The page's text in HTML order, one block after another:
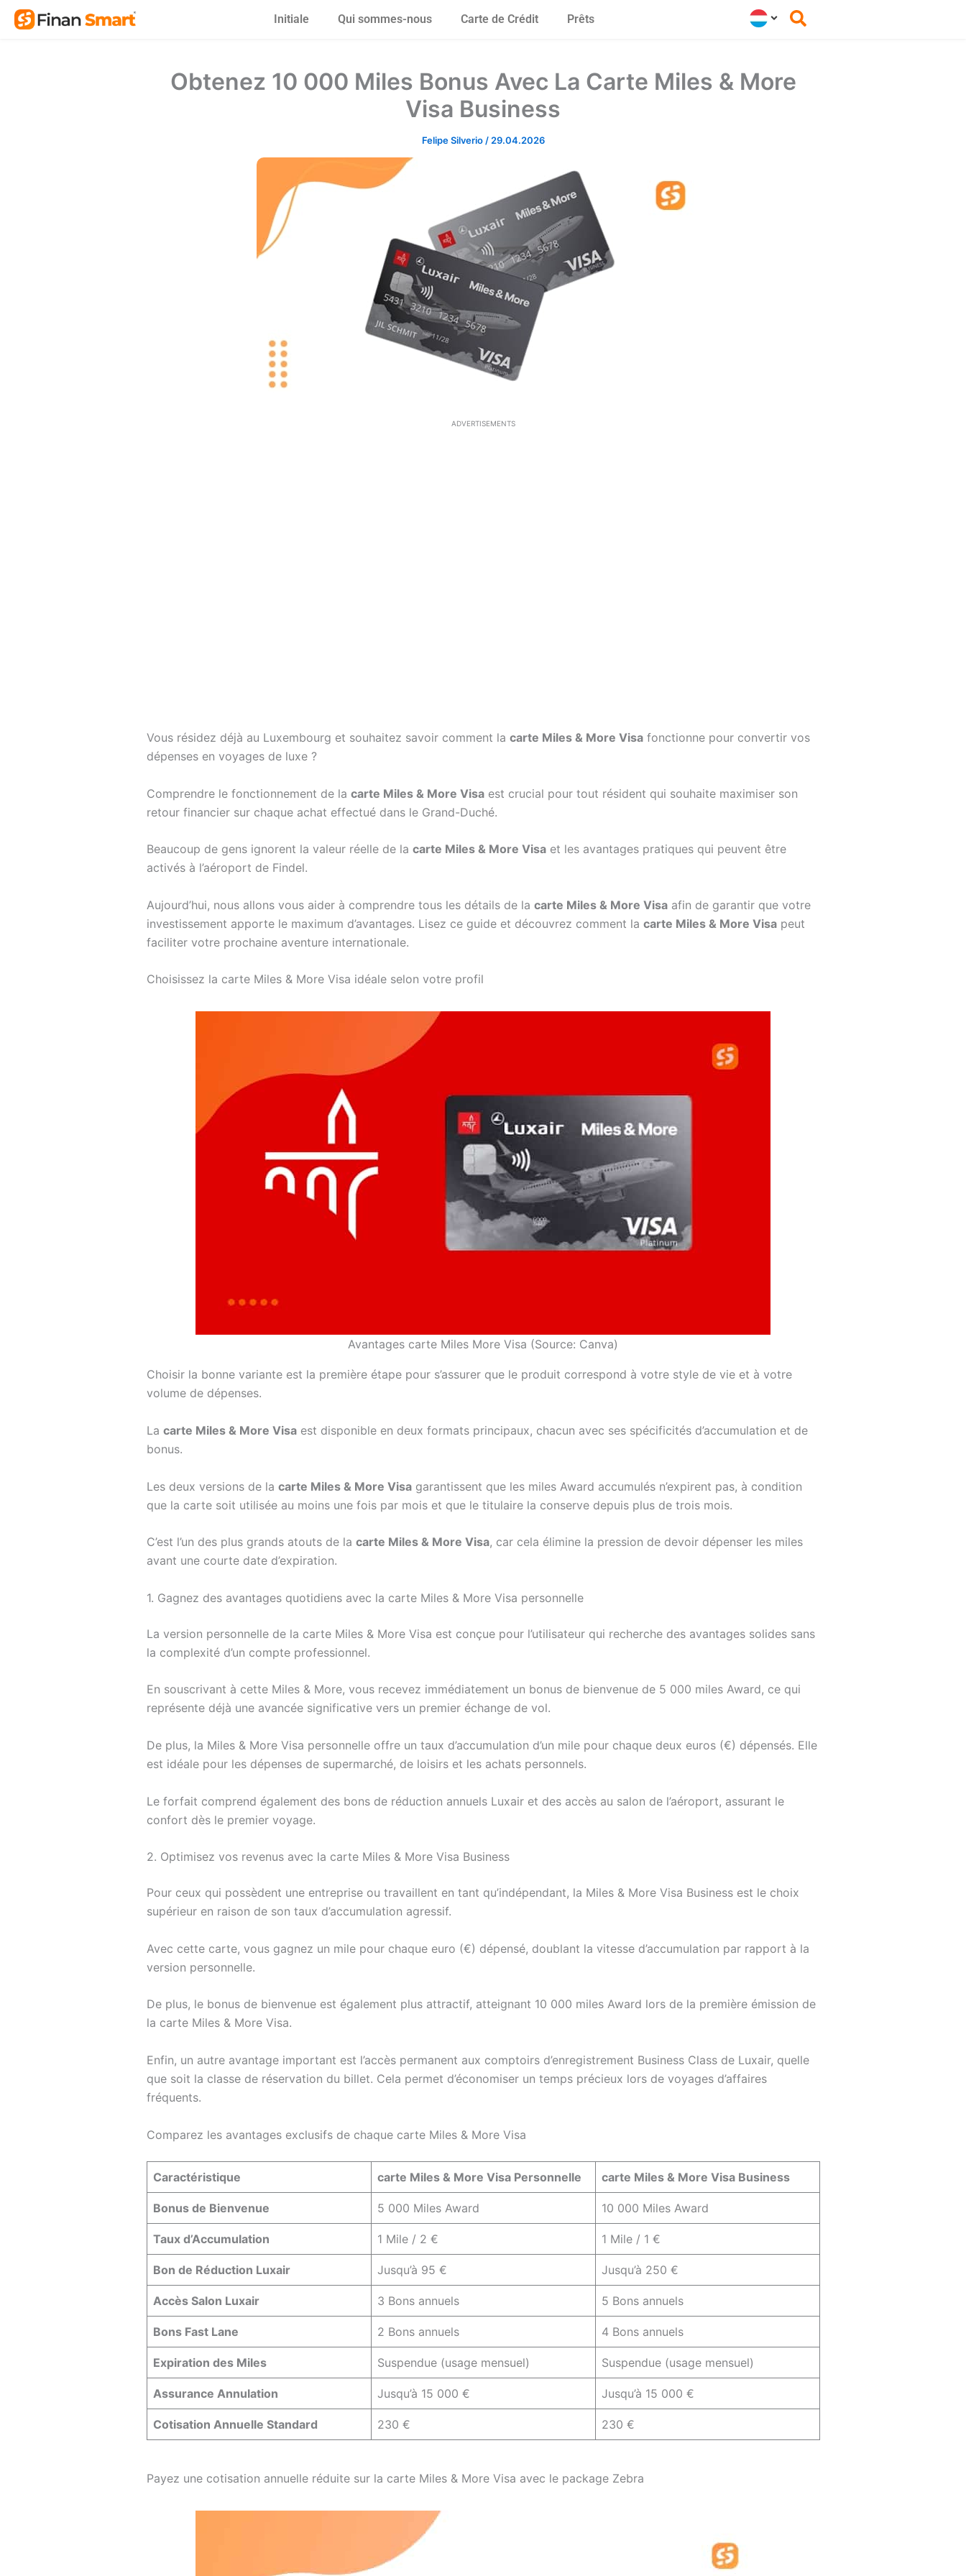
Skip
Initiale Qui sommes-nous Carte de Crédit Prêts
Obtenez 10 000 Miles Bonus Avec La Carte Miles & More
Visa Business
Felipe Silverio / 29.04.2026
ADVERTISEMENTS
Vous résidez déjà au Luxembourg et souhaitez savoir comment la carte Miles & More Visafonctionne pour convertir vos
dépenses en voyages de luxe ?
Comprendre le fonctionnement de la carte Miles & More Visaest crucial pour tout résident qui souhaite maximiser son
retour financier sur chaque achat effectué dans le Grand-Duché.
Beaucoup de gens ignorent la valeur réelle de la carte Miles & More Visaet les avantages pratiques qui peuvent être
activés à l’aéroport de Findel.
Aujourd’hui, nous allons vous aider à comprendre tous les détails de la carte Miles & More Visaafin de garantir que votre
investissement apporte le maximum d’avantages. Lisez ce guide et découvrez comment la carte Miles & More Visapeut
faciliter votre prochaine aventure internationale.
Choisissez la carte Miles & More Visa idéale selon votre profil
Avantages carte Miles More Visa (Source: Canva)
Choisir la bonne variante est la première étape pour s’assurer que le produit correspond à votre style de vie et à votre
volume de dépenses.
La carte Miles & More Visaest disponible en deux formats principaux, chacun avec ses spécificités d’accumulation et de
bonus.
Les deux versions de la carte Miles & More Visagarantissent que les miles Award accumulés n’expirent pas, à condition
que la carte soit utilisée au moins une fois par mois et que le titulaire la conserve depuis plus de trois mois.
C’est l’un des plus grands atouts de la carte Miles & More Visa, car cela élimine la pression de devoir dépenser les miles
avant une courte date d’expiration.
1. Gagnez des avantages quotidiens avec la carte Miles & More Visa personnelle
La version personnelle de la carte Miles & More Visa est conçue pour l’utilisateur qui recherche des avantages solides sans
la complexité d’un compte professionnel.
En souscrivant à cette Miles & More, vous recevez immédiatement un bonus de bienvenue de 5 000 miles Award, ce qui
représente déjà une avancée significative vers un premier échange de vol.
De plus, la Miles & More Visa personnelle offre un taux d’accumulation d’un mile pour chaque deux euros (€) dépensés. Elle
est idéale pour les dépenses de supermarché, de loisirs et les achats personnels.
Le forfait comprend également des bons de réduction annuels Luxair et des accès au salon de l’aéroport, assurant le
confort dès le premier voyage.
2. Optimisez vos revenus avec la carte Miles & More Visa Business
Pour ceux qui possèdent une entreprise ou travaillent en tant qu’indépendant, la Miles & More Visa Business est le choix
supérieur en raison de son taux d’accumulation agressif.
Avec cette carte, vous gagnez un mile pour chaque euro (€) dépensé, doublant la vitesse d’accumulation par rapport à la
version personnelle.
De plus, le bonus de bienvenue est également plus attractif, atteignant 10 000 miles Award lors de la première émission de
la carte Miles & More Visa.
Enfin, un autre avantage important est l’accès permanent aux comptoirs d’enregistrement Business Class de Luxair, quelle
que soit la classe de réservation du billet. Cela permet d’économiser un temps précieux lors de voyages d’affaires
fréquents.
Comparez les avantages exclusifs de chaque carte Miles & More Visa
Caractéristique carte Miles & More Visa Personnelle carte Miles & More Visa Business
Bonus de Bienvenue 5 000 Miles Award 10 000 Miles Award
Taux d’Accumulation 1 Mile / 2 € 1 Mile / 1 €
Bon de Réduction Luxair Jusqu’à 95 € Jusqu’à 250 €
Accès Salon Luxair 3 Bons annuels 5 Bons annuels
Bons Fast Lane 2 Bons annuels 4 Bons annuels
Expiration des Miles Suspendue (usage mensuel) Suspendue (usage mensuel)
Assurance Annulation Jusqu’à 15 000 € Jusqu’à 15 000 €
Cotisation Annuelle Standard 230 € 230 €
Payez une cotisation annuelle réduite sur la carte Miles & More Visa avec le package Zebra